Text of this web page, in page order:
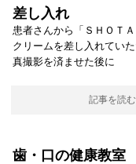
差し入れ
患者さんから「ＳＨＯＴ
クリームを差し入れてい
真撮影を済ませた後に
記事を読む
歯・口の健康教室